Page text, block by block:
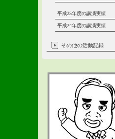
平成25年度の講演実績
平成24年度の講演実績
その他の活動記録